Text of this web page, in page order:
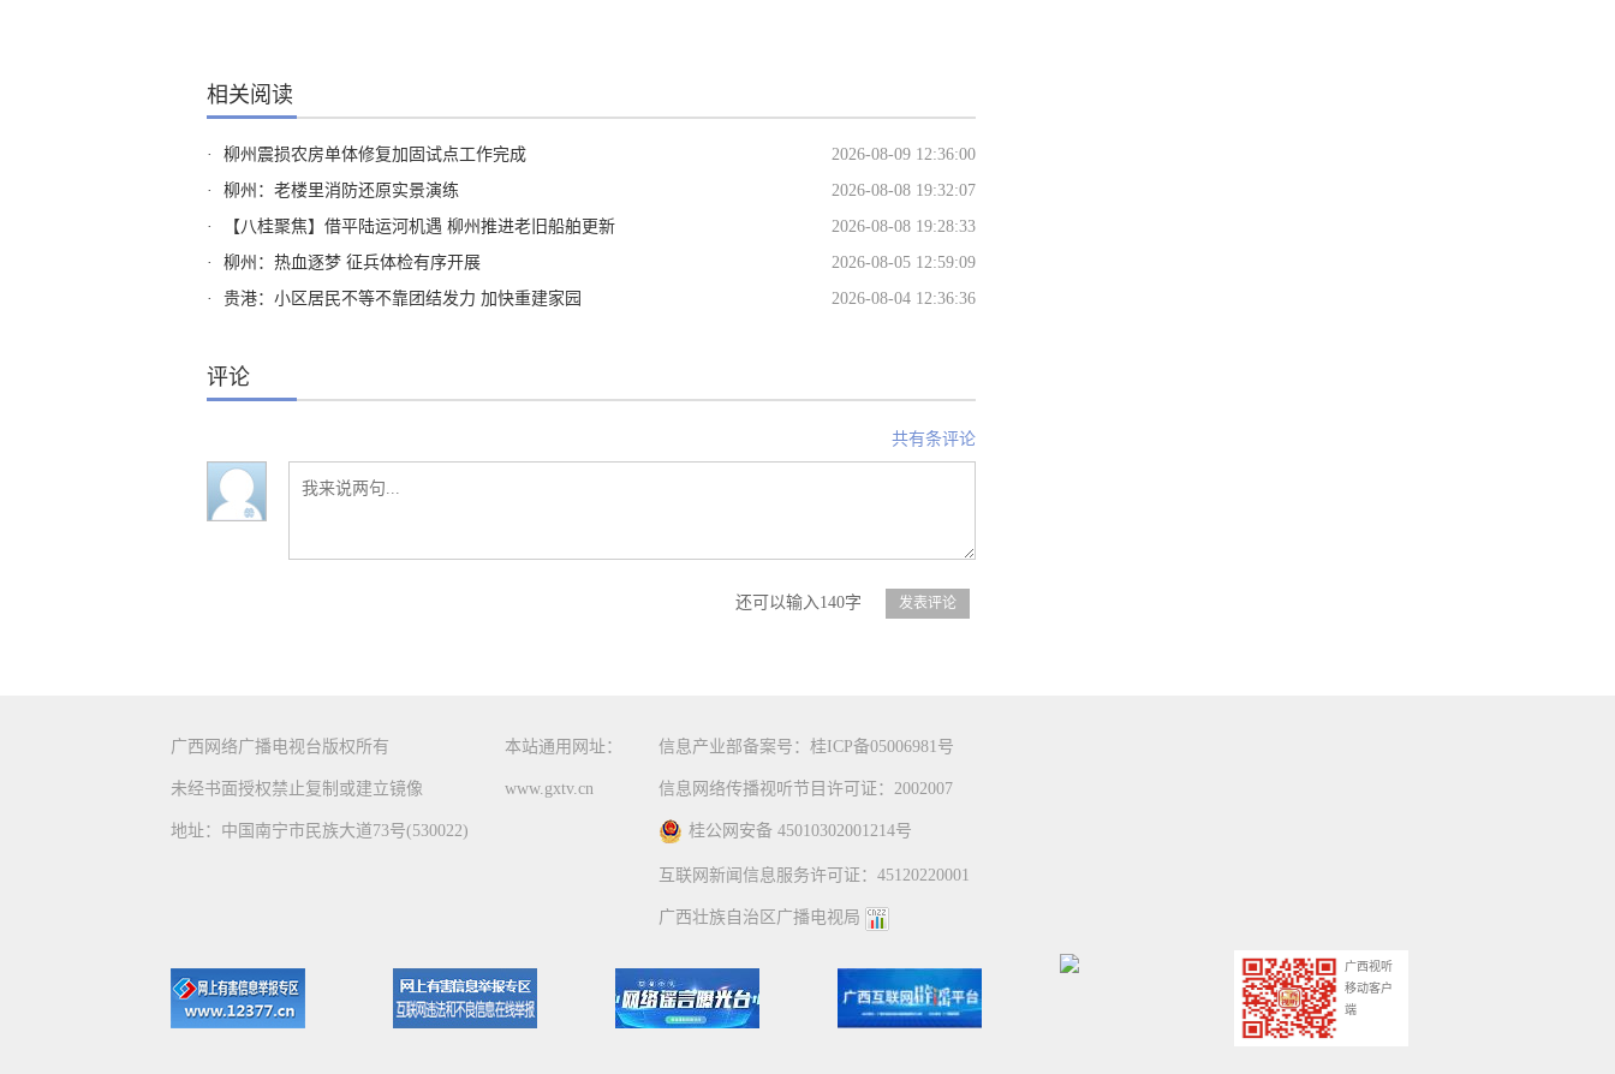
相关阅读
· 柳州震损农房单体修复加固试点工作完成
2026-08-09 12:36:00
·
柳州：老楼里消防还原实景演练
2026-08-08 19:32:07
·
【八桂聚焦】借平陆运河机遇 柳州推进老旧船舶更新
2026-08-08 19:28:33
·
柳州：热血逐梦 征兵体检有序开展
2026-08-05 12:59:09
·
贵港：小区居民不等不靠团结发力 加快重建家园 2026-08-04 12:36:36
评论
共有条评论
还可以输入140字
广西网络广播电视台版权所有
未经书面授权禁止复制或建立镜像
地址：中国南宁市民族大道73号(530022)
本站通用网址：
www.gxtv.cn
信息产业部备案号：桂ICP备05006981号
信息网络传播视听节目许可证：2002007
桂公网安备 45010302001214号
互联网新闻信息服务许可证：45120220001
广西壮族自治区广播电视局
广西视听
移动客户
端